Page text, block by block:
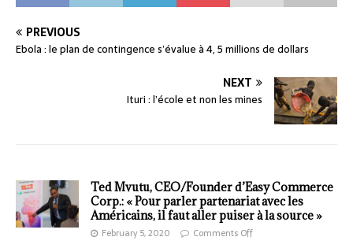
PREVIOUS
Ebola : le plan de contingence s’évalue à 4, 5 millions de dollars
NEXT
Ituri : l’école et non les mines
Ted Mvutu, CEO/Founder d’Easy Commerce
Corp.: « Pour parler partenariat avec les
Américains, il faut aller puiser à la source »
February 5, 2020 Comments Off